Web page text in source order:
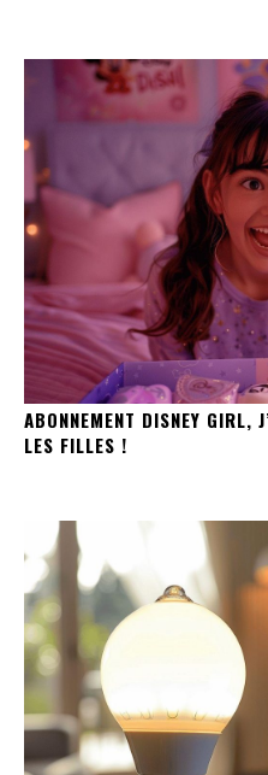
ABONNEMENT DISNEY GIRL,
LES FILLES !